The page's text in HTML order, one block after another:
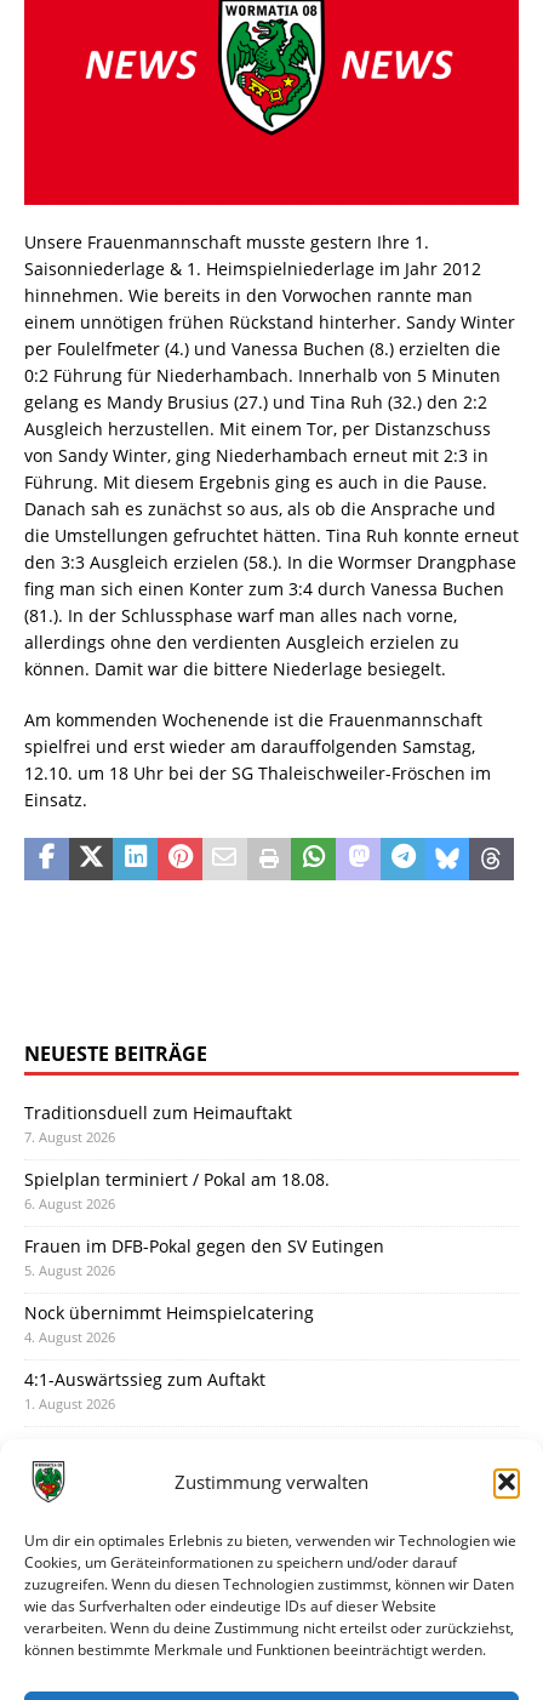
Zustimmung verwalten
Um dir ein optimales Erlebnis zu bieten, verwenden wir Technologien wie
Cookies, um Geräteinformationen zu speichern und/oder darauf
zuzugreifen. Wenn du diesen Technologien zustimmst, können wir Daten
wie das Surfverhalten oder eindeutige IDs auf dieser Website
verarbeiten. Wenn du deine Zustimmung nicht erteilst oder zurückziehst,
können bestimmte Merkmale und Funktionen beeinträchtigt werden.
Unsere Frauenmannschaft musste gestern Ihre 1.
Saisonniederlage & 1. Heimspielniederlage im Jahr 2012
hinnehmen. Wie bereits in den Vorwochen rannte man
einem unnötigen frühen Rückstand hinterher. Sandy Winter
per Foulelfmeter (4.) und Vanessa Buchen (8.) erzielten die
0:2 Führung für Niederhambach. Innerhalb von 5 Minuten
gelang es Mandy Brusius (27.) und Tina Ruh (32.) den 2:2
Ausgleich herzustellen. Mit einem Tor, per Distanzschuss
von Sandy Winter, ging Niederhambach erneut mit 2:3 in
Führung. Mit diesem Ergebnis ging es auch in die Pause.
Danach sah es zunächst so aus, als ob die Ansprache und
die Umstellungen gefruchtet hätten. Tina Ruh konnte erneut
den 3:3 Ausgleich erzielen (58.). In die Wormser Drangphase
fing man sich einen Konter zum 3:4 durch Vanessa Buchen
(81.). In der Schlussphase warf man alles nach vorne,
allerdings ohne den verdienten Ausgleich erzielen zu
können. Damit war die bittere Niederlage besiegelt.
Am kommenden Wochenende ist die Frauenmannschaft
spielfrei und erst wieder am darauffolgenden Samstag,
12.10. um 18 Uhr bei der SG Thaleischweiler-Fröschen im
Einsatz.
NEUESTE BEITRÄGE
Traditionsduell zum Heimauftakt
7. August 2026
Spielplan terminiert / Pokal am 18.08.
6. August 2026
Frauen im DFB-Pokal gegen den SV Eutingen
5. August 2026
Nock übernimmt Heimspielcatering
4. August 2026
4:1-Auswärtssieg zum Auftakt
1. August 2026
31. Juli 2026
30. Juli 2026
Deine Spielminute: 89+1
28. Juli 2026
Neuer Rückensponsor